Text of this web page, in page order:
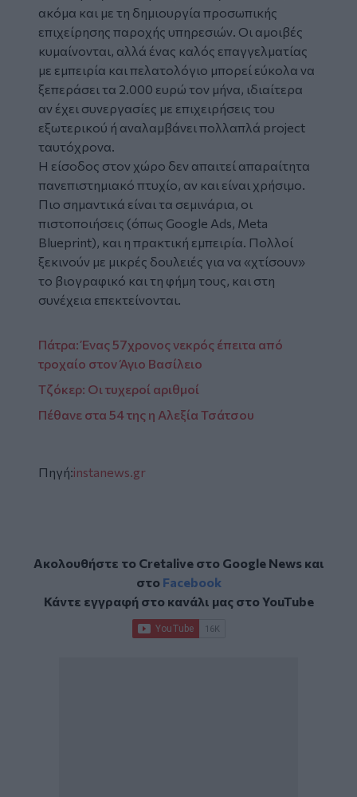
ακόμα και με τη δημιουργία προσωπικής
επιχείρησης παροχής υπηρεσιών. Οι αμοιβές
κυμαίνονται, αλλά ένας καλός επαγγελματίας
με εμπειρία και πελατολόγιο μπορεί εύκολα να
ξεπεράσει τα 2.000 ευρώ τον μήνα, ιδιαίτερα
αν έχει συνεργασίες με επιχειρήσεις του
εξωτερικού ή αναλαμβάνει πολλαπλά project
ταυτόχρονα.
Η είσοδος στον χώρο δεν απαιτεί απαραίτητα
πανεπιστημιακό πτυχίο, αν και είναι χρήσιμο.
Πιο σημαντικά είναι τα σεμινάρια, οι
πιστοποιήσεις (όπως Google Ads, Meta
Blueprint), και η πρακτική εμπειρία. Πολλοί
ξεκινούν με μικρές δουλειές για να «χτίσουν»
το βιογραφικό και τη φήμη τους, και στη
συνέχεια επεκτείνονται.
Πάτρα: Ένας 57χρονος νεκρός έπειτα από
τροχαίο στον Άγιο Βασίλειο
Τζόκερ: Οι τυχεροί αριθμοί
Πέθανε στα 54 της η Αλεξία Τσάτσου
Πηγή:instanews.gr
Ακολουθήστε το Cretalive στο Google Newsκαι
στο Facebook
Κάντε εγγραφή στο κανάλι μας στοYouTube